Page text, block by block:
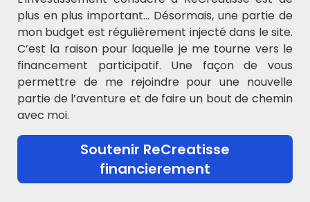
d’éléments naturels, création
d’insectes ou de petites bêtes.
Le travail peut se poursuivre
avec la recherche et l’écriture
d’un nom. On peut envisager
aussi d’écrire le portrait de
l’animal.
plus en plus important… Désormais, une partie de
mon budget est régulièrement injecté dans le site.
C’est la raison pour laquelle je me tourne vers le
financement participatif. Une façon de vous
permettre de me rejoindre pour une nouvelle
partie de l’aventure et de faire un bout de chemin
avec moi.
Soutenir ReCreatisse
financierement